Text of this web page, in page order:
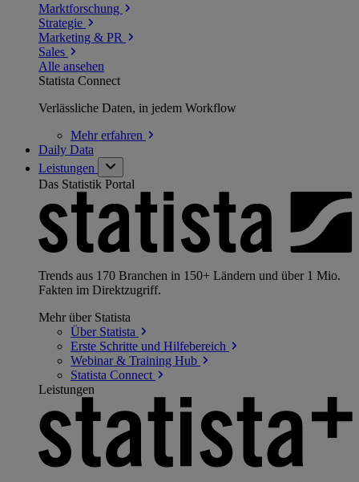
Marktforschung
Strategie
Marketing & PR
Sales
Alle ansehen
Statista Connect
Verlässliche Daten, in jedem Workflow
Mehrerfahren
Daily Data
Leistungen
Das Statistik Portal
Trends aus 170 Branchen in 150+ Ländern und über 1 Mio.
Fakten im Direktzugriff.
Mehr über Statista
Über Statista
Erste Schritte und Hilfebereich
Webinar & Training Hub
Statista Connect
Leistungen